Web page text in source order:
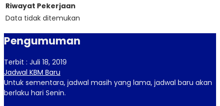
Riwayat Pekerjaan
Data tidak ditemukan
Pengumuman
Terbit : Juli 18, 2019
Jadwal KBM Baru
Untuk sementara, jadwal masih yang lama, jadwal baru akan
berlaku hari Senin.